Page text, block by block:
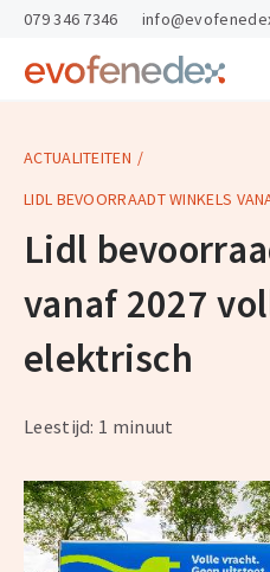
skipToContent
skipToFooter
Return
homepage
menu
079 346 7346
ACTUALITEITEN
LIDL BEVOORRAADT WINKELS
Lidl
vanaf 2027
elektrisch
Leestijd: 1 minuut